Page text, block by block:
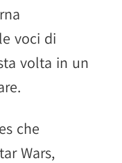
voci di
volta in un
che
Wars,